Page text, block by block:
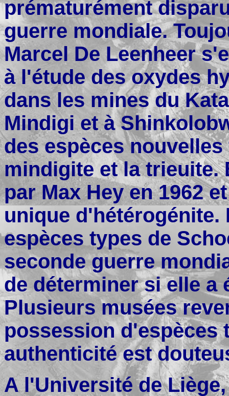
prématurément
guerre mondiale.
Marcel De Leenheer
à l'étude des oxydes
dans les mines du
Mindigi et à
des espèces
mindigite et la trieuite.
par Max Hey en 1962
unique
espèces types de
seconde guerre
de déterminer si elle a
Plusieurs musées
possession d'espèces
authenticité est
A l'Université de